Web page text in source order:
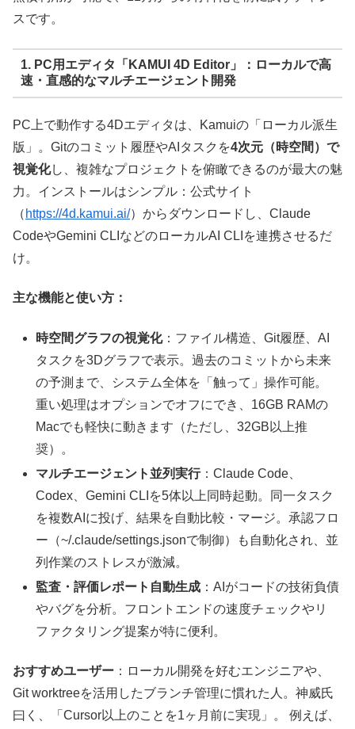
スです。
1. PC用エディタ「KAMUI 4D Editor」：ローカルで高
速・直感的なマルチエージェント開発
PC上で動作する4Dエディタは、Kamuiの「ローカル派生
版」。Gitのコミット履歴やAIタスクを4次元（時空間）で
視覚化し、複雑なプロジェクトを俯瞰できるのが最大の魅
力。インストールはシンプル：公式サイト
（ https://4d.kamui.ai/）からダウンロードし、Claude
CodeやGemini CLIなどのローカルAI CLIを連携させるだ
け。
主な機能と使い方：
時空間グラフの視覚化：ファイル構造、Git履歴、AI
タスクを3Dグラフで表示。過去のコミットから未来
の予測まで、システム全体を「触って」操作可能。
重い処理はオプションでオフにでき、16GB RAMの
Macでも軽快に動きます（ただし、32GB以上推
奨）。
マルチエージェント並列実行：Claude Code、
Codex、Gemini CLIを5体以上同時起動。同一タスク
を複数AIに投げ、結果を自動比較・マージ。承認フロ
ー（~/.claude/settings.jsonで制御）も自動化され、並
列作業のストレスが激減。
監査・評価レポート自動生成 ：AIがコードの技術負債
やバグを分析。フロントエンドの速度チェックやリ
ファクタリング提案が特に便利。
おすすめユーザー ：ローカル開発を好むエンジニアや、
Git worktreeを活用したブランチ管理に慣れた人。神威氏
曰く、「Cursor以上のことを1ヶ月前に実現」。 例えば、